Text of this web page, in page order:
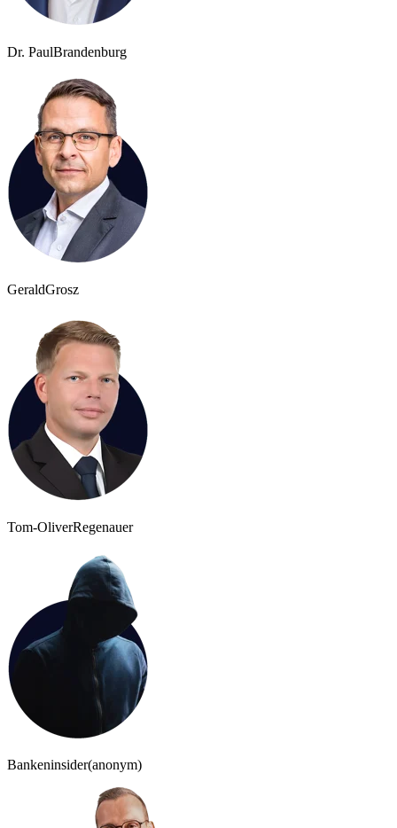
Dr. PaulBrandenburg
GeraldGrosz
Tom-OliverRegenauer
Bankeninsider(anonym)